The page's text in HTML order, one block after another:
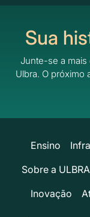
Sua
Junte-se a
Ulbra. O próximo
Ensino
Sobre a ULBRA
Inovação